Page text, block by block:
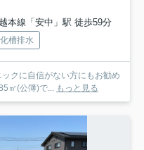
本線「安中」駅 徒歩59分
槽排水
クに自信がない方にもお勧め
㎡(公簿)で...
もっと見る